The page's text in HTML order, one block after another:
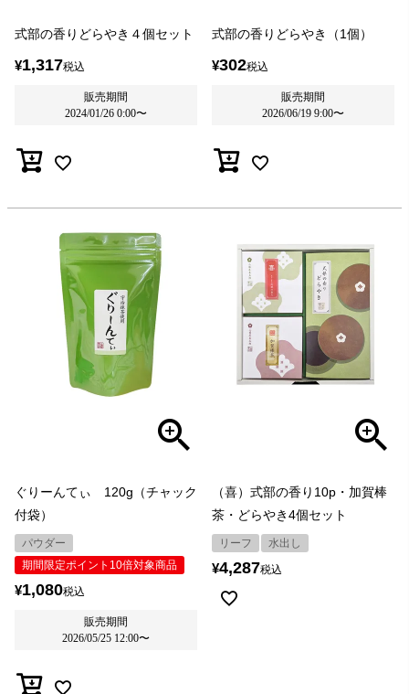
式部の香りどらやき４個セット
¥1,317税込
販売期間
2024/01/26 0:00〜
式部の香りどらやき（1個）
¥302税込
販売期間
2026/06/19 9:00〜
ぐりーんてぃ 120g（チャック
付袋）
パウダー
期間限定ポイント10倍対象商品
¥1,080税込
販売期間
2026/05/25 12:00〜
（喜）式部の香り10p・加賀棒
茶・どらやき4個セット
リーフ 水出し
¥4,287税込